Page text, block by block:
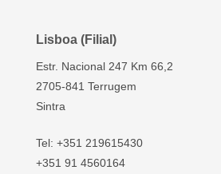
Lisboa (Filial)
Estr. Nacional 247 Km 66,2
2705-841 Terrugem
Sintra
Tel: +351 219615430
+351 91 4560164